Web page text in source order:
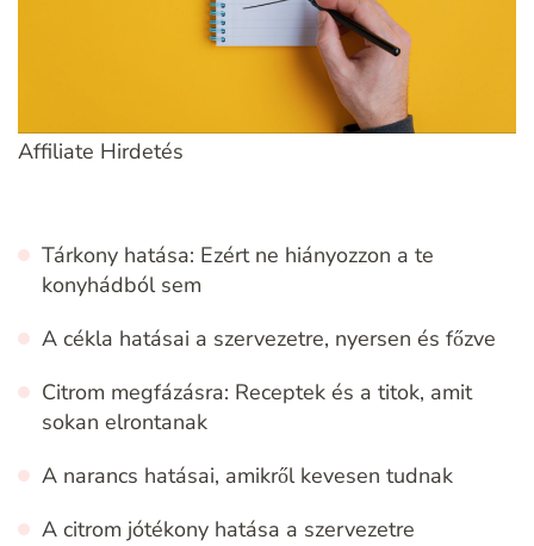
Affiliate Hirdetés
Tárkony hatása: Ezért ne hiányozzon a te
konyhádból sem
A cékla hatásai a szervezetre, nyersen és főzve
Citrom megfázásra: Receptek és a titok, amit
sokan elrontanak
A narancs hatásai, amikről kevesen tudnak
A citrom jótékony hatása a szervezetre